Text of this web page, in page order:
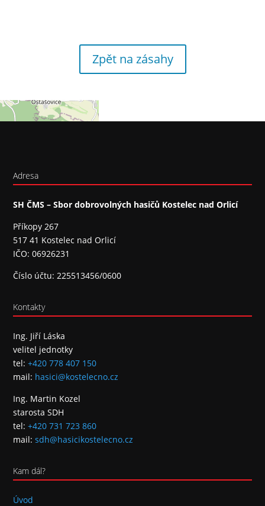
Zpět na zásahy
Adresa
SH ČMS – Sbor dobrovolných hasičů Kostelec nad Orlicí
Příkopy 267
517 41 Kostelec nad Orlicí
IČO: 06926231
Číslo účtu: 225513456/0600
Kontakty
Ing. Jiří Láska
velitel jednotky
tel:+420 778 407 150
mail: hasici@kostelecno.cz
Ing. Martin Kozel
starosta SDH
tel:+420 731 723 860
mail:sdh@hasicikostelecno.cz
Kam dál?
Úvod